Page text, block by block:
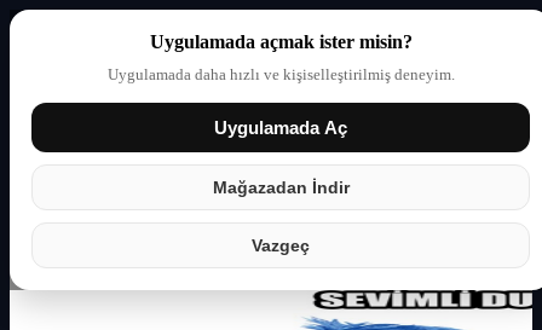
Uygulamada açmak ister misin?
Uygulamada daha hızlı ve kişiselleştirilmiş deneyim.
Uygulamada Aç
Mağazadan İndir
Vazgeç
Giriş yap Partner